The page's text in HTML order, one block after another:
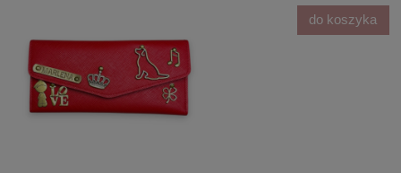
do koszyka